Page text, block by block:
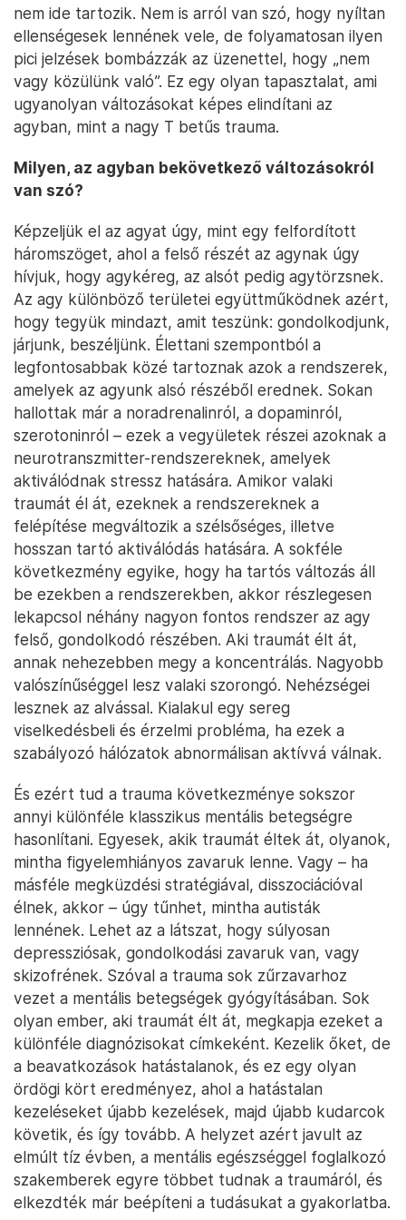
nem ide tartozik. Nem is arról van szó, hogy nyíltan
ellenségesek lennének vele, de folyamatosan ilyen
pici jelzések bombázzák az üzenettel, hogy „nem
vagy közülünk való”. Ez egy olyan tapasztalat, ami
ugyanolyan változásokat képes elindítani az
agyban, mint a nagy T betűs trauma.
Milyen, az agyban bekövetkező változásokról
van szó?
Képzeljük el az agyat úgy, mint egy felfordított
háromszöget, ahol a felső részét az agynak úgy
hívjuk, hogy agykéreg, az alsót pedig agytörzsnek.
Az agy különböző területei együttműködnek azért,
hogy tegyük mindazt, amit teszünk: gondolkodjunk,
járjunk, beszéljünk. Élettani szempontból a
legfontosabbak közé tartoznak azok a rendszerek,
amelyek az agyunk alsó részéből erednek. Sokan
hallottak már a noradrenalinról, a dopaminról,
szerotoninról – ezek a vegyületek részei azoknak a
neurotranszmitter-rendszereknek, amelyek
aktiválódnak stressz hatására. Amikor valaki
traumát él át, ezeknek a rendszereknek a
felépítése megváltozik a szélsőséges, illetve
hosszan tartó aktiválódás hatására. A sokféle
következmény egyike, hogy ha tartós változás áll
be ezekben a rendszerekben, akkor részlegesen
lekapcsol néhány nagyon fontos rendszer az agy
felső, gondolkodó részében. Aki traumát élt át,
annak nehezebben megy a koncentrálás. Nagyobb
valószínűséggel lesz valaki szorongó. Nehézségei
lesznek az alvással. Kialakul egy sereg
viselkedésbeli és érzelmi probléma, ha ezek a
szabályozó hálózatok abnormálisan aktívvá válnak.
És ezért tud a trauma következménye sokszor
annyi különféle klasszikus mentális betegségre
hasonlítani. Egyesek, akik traumát éltek át, olyanok,
mintha figyelemhiányos zavaruk lenne. Vagy – ha
másféle megküzdési stratégiával, disszociációval
élnek, akkor – úgy tűnhet, mintha autisták
lennének. Lehet az a látszat, hogy súlyosan
depressziósak, gondolkodási zavaruk van, vagy
skizofrének. Szóval a trauma sok zűrzavarhoz
vezet a mentális betegségek gyógyításában. Sok
olyan ember, aki traumát élt át, megkapja ezeket a
különféle diagnózisokat címkeként. Kezelik őket, de
a beavatkozások hatástalanok, és ez egy olyan
ördögi kört eredményez, ahol a hatástalan
kezeléseket újabb kezelések, majd újabb kudarcok
követik, és így tovább. A helyzet azért javult az
elmúlt tíz évben, a mentális egészséggel foglalkozó
szakemberek egyre többet tudnak a traumáról, és
elkezdték már beépíteni a tudásukat a gyakorlatba.